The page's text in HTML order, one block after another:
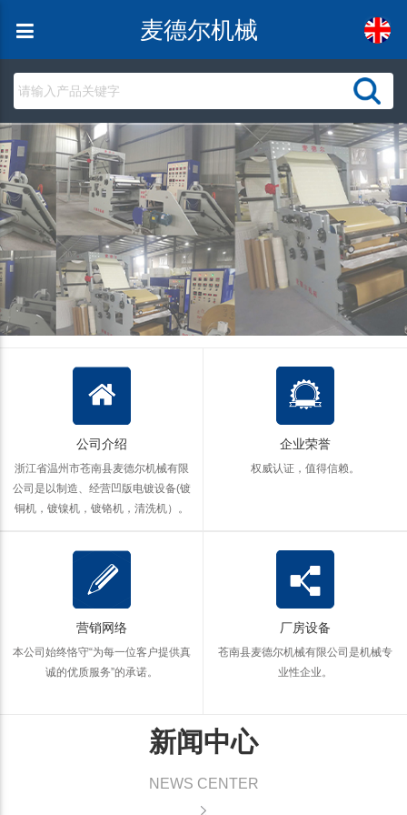
麦德尔机械
公司介绍
浙江省温州市苍南县麦德尔机械有限
公司是以制造、经营凹版电镀设备(镀
铜机，镀镍机，镀铬机，清洗机）。
企业荣誉
权威认证，值得信赖。
营销网络
本公司始终恪守“为每一位客户提供真
诚的优质服务”的承诺。
厂房设备
苍南县麦德尔机械有限公司是机械专
业性企业。
新闻中心
NEWS CENTER